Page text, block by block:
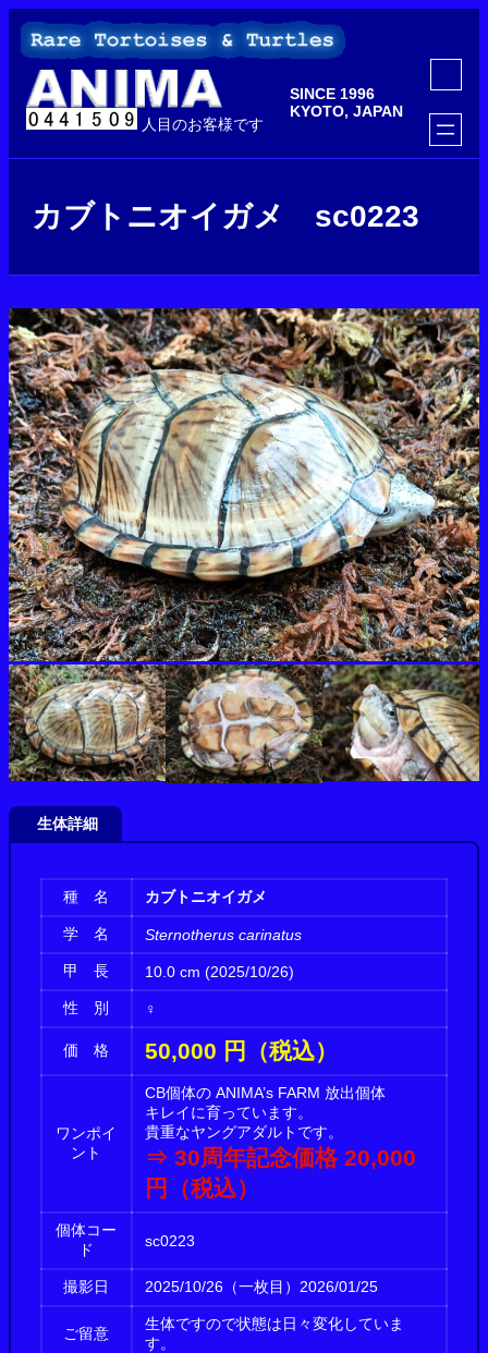
を
人目のお客様です
SINCE 1996
KYOTO, JAPAN
ア
コ
ン
リ
ン
ク
カブトニオイガメ sc0223
生体詳細
種 名 カブトニオイガメ
学 名 Sternotherus carinatus
甲 長 10.0 cm (2025/10/26)
性 別 ♀
価 格 50,000 円（税込）
ワンポイ
ント
CB個体の ANIMA’s FARM 放出個体
キレイに育っています。
貴重なヤングアダルトです。
⇒ 30周年記念価格 20,000
円（税込）
個体コー
ド
sc0223
撮影日 2025/10/26（一枚目）2026/01/25
ご留意
生体ですので状態は日々変化していま
す。